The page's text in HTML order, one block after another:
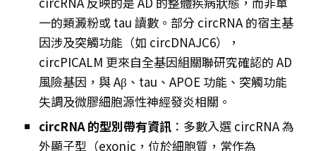
一的類澱粉或 tau 讀數。部分 circRNA 的宿主基
因涉及突觸功能（如 circDNAJC6），
circPICALM 更來自全基因組關聯研究確認的 AD
風險基因，與 Aβ、tau、APOE 功能、突觸功能
失調及微膠細胞源性神經發炎相關。
circRNA 的型別帶有資訊 ：多數入選 circRNA 為
外顯子型（exonic，位於細胞質，常作為